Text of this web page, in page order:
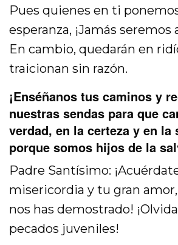
Pues quienes en ti
esperanza, ¡Jamás seremos
En cambio, quedarán en
traicionan sin razón.
¡Enséñanos tus caminos y
nuestras sendas para que
verdad, en la certeza y en la
porque somos hijos de la
Padre Santísimo:
misericordia y tu gran
nos has demostrado!
pecados juveniles!